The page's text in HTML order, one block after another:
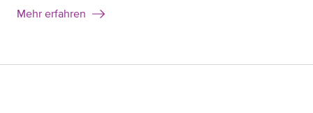
Mehr erfahren